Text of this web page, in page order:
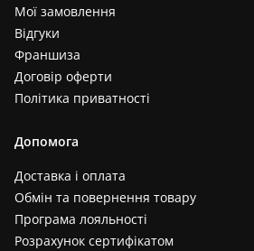
Мої замовлення
Відгуки
Франшиза
Договір оферти
Політика приватності
Допомога
Доставка і оплата
Обмін та повернення товару
Програма лояльності
Розрахунок сертифікатом